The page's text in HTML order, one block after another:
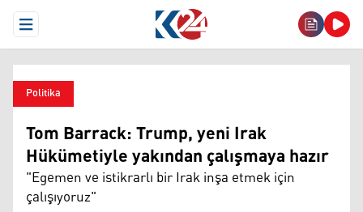
Open Menu
Politika
Tom Barrack: Trump, yeni Irak
Hükümetiyle yakından çalışmaya hazır
"Egemen ve istikrarlı bir Irak inşa etmek için
çalışıyoruz"